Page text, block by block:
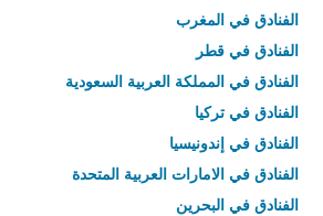
الفنادق في المغرب
الفنادق في قطر
الفنادق في المملكة العربية السعودية
الفنادق في تركيا
الفنادق في إندونيسيا
الفنادق في الامارات العربية المتحدة
الفنادق في البحرين